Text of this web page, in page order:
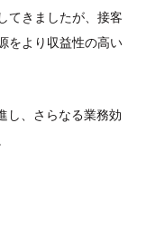
てきましたが、接客
をより収益性の高い
し、さらなる業務効